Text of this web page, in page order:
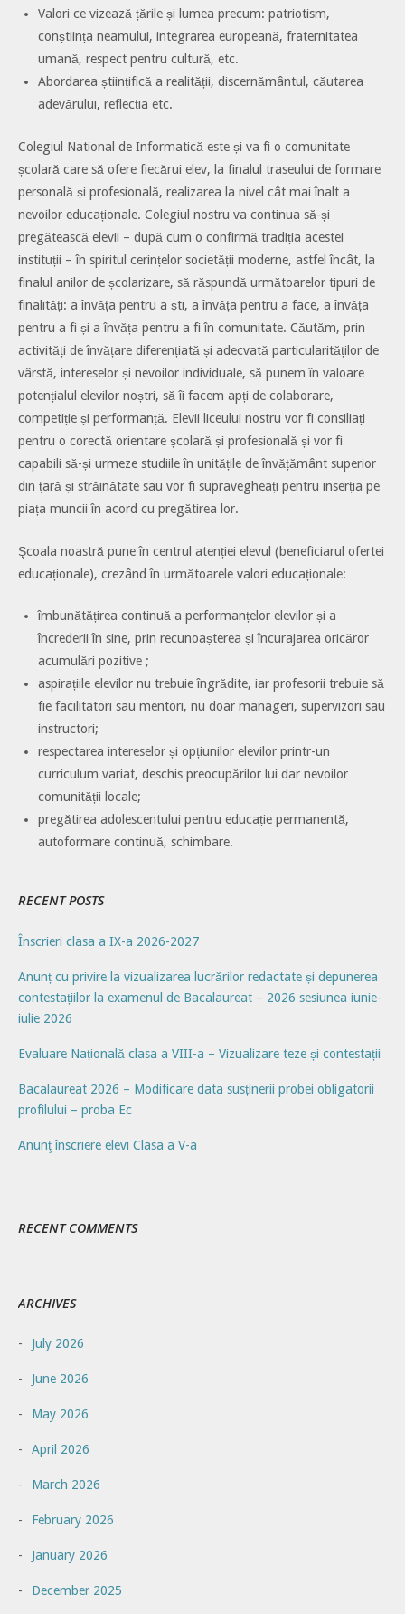
Valori ce vizează țările și lumea precum: patriotism,
conștiința neamului, integrarea europeană, fraternitatea
umană, respect pentru cultură, etc.
Abordarea științifică a realității, discernământul, căutarea
adevărului, reflecția etc.
Colegiul National de Informatică este și va fi o comunitate
școlară care să ofere fiecărui elev, la finalul traseului de formare
personală și profesională, realizarea la nivel cât mai înalt a
nevoilor educaționale. Colegiul nostru va continua să-și
pregătească elevii – după cum o confirmă tradiția acestei
instituții – în spiritul cerințelor societății moderne, astfel încât, la
finalul anilor de școlarizare, să răspundă următoarelor tipuri de
finalități: a învăța pentru a ști, a învăța pentru a face, a învăța
pentru a fi și a învăța pentru a fi în comunitate. Căutăm, prin
activități de învățare diferențiată și adecvată particularităților de
vârstă, intereselor și nevoilor individuale, să punem în valoare
potențialul elevilor noștri, să îi facem apți de colaborare,
competiție și performanță. Elevii liceului nostru vor fi consiliați
pentru o corectă orientare școlară și profesională și vor fi
capabili să-și urmeze studiile în unitățile de învățământ superior
din țară și străinătate sau vor fi supravegheați pentru inserția pe
piața muncii în acord cu pregătirea lor.
Şcoala noastră pune în centrul atenției elevul (beneficiarul ofertei
educaționale), crezând în următoarele valori educaționale:
îmbunătățirea continuă a performanțelor elevilor și a
încrederii în sine, prin recunoașterea și încurajarea oricăror
acumulări pozitive ;
aspirațiile elevilor nu trebuie îngrădite, iar profesorii trebuie să
fie facilitatori sau mentori, nu doar manageri, supervizori sau
instructori;
respectarea intereselor și opțiunilor elevilor printr-un
curriculum variat, deschis preocupărilor lui dar nevoilor
comunității locale;
pregătirea adolescentului pentru educație permanentă,
autoformare continuă, schimbare.
RECENT POSTS
Înscrieri clasa a IX-a 2026-2027
Anunț cu privire la vizualizarea lucrărilor redactate și depunerea
contestațiilor la examenul de Bacalaureat – 2026 sesiunea iunie-
iulie 2026
Evaluare Națională clasa a VIII-a – Vizualizare teze și contestații
Bacalaureat 2026 – Modificare data susținerii probei obligatorii
profilului – proba Ec
Anunţ înscriere elevi Clasa a V-a
RECENT COMMENTS
ARCHIVES
July 2026
June 2026
May 2026
April 2026
March 2026
February 2026
January 2026
December 2025